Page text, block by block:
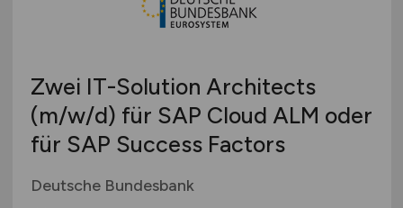
Zwei IT-Solution Architects
(m/w/d) für SAP Cloud ALM oder
für SAP Success Factors
Deutsche Bundesbank